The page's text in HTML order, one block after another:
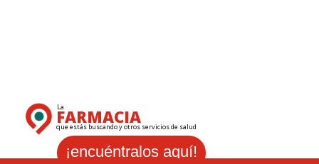
¡encuéntralos aquí!
La
FARMACIA
que estás buscando y otros servicios de salud